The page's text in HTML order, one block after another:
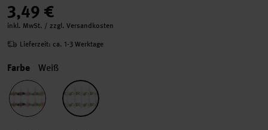
3,49 €
inkl. MwSt. / zzgl. Versandkosten
Lieferzeit: ca. 1-3 Werktage
Farbe Weiß